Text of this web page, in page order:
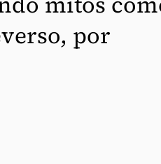
por